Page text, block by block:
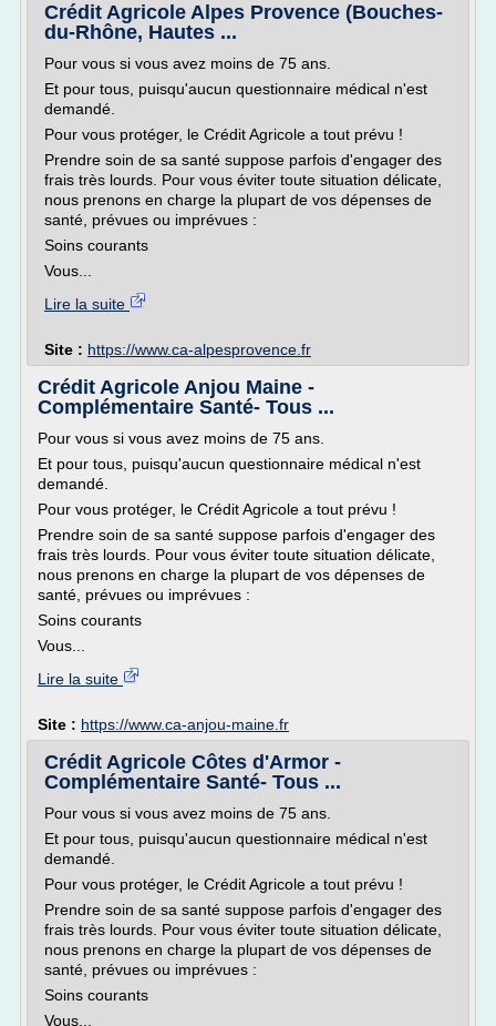
Crédit Agricole Alpes Provence (Bouches-
du-Rhône, Hautes ...
Pour vous si vous avez moins de 75 ans.
Et pour tous, puisqu'aucun questionnaire médical n'est
demandé.
Pour vous protéger, le Crédit Agricole a tout prévu !
Prendre soin de sa santé suppose parfois d'engager des
frais très lourds. Pour vous éviter toute situation délicate,
nous prenons en charge la plupart de vos dépenses de
santé, prévues ou imprévues :
Soins courants
Vous...
Lire la suite
Site : https://www.ca-alpesprovence.fr
Crédit Agricole Anjou Maine -
Complémentaire Santé- Tous ...
Pour vous si vous avez moins de 75 ans.
Et pour tous, puisqu'aucun questionnaire médical n'est
demandé.
Pour vous protéger, le Crédit Agricole a tout prévu !
Prendre soin de sa santé suppose parfois d'engager des
frais très lourds. Pour vous éviter toute situation délicate,
nous prenons en charge la plupart de vos dépenses de
santé, prévues ou imprévues :
Soins courants
Vous...
Lire la suite
Site : https://www.ca-anjou-maine.fr
Crédit Agricole Côtes d'Armor -
Complémentaire Santé- Tous ...
Pour vous si vous avez moins de 75 ans.
Et pour tous, puisqu'aucun questionnaire médical n'est
demandé.
Pour vous protéger, le Crédit Agricole a tout prévu !
Prendre soin de sa santé suppose parfois d'engager des
frais très lourds. Pour vous éviter toute situation délicate,
nous prenons en charge la plupart de vos dépenses de
santé, prévues ou imprévues :
Soins courants
Vous...